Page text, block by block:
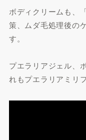
ボディクリームも、
策、ムダ毛処理後の
す。
プエラリアジェル、
れもプエラリアミリ